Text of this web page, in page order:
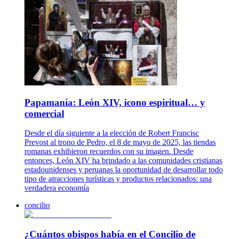
Papamanía: León XIV, icono espiritual… y
comercial
Desde el día siguiente a la elección de Robert Francisc
Prevost al trono de Pedro, el 8 de mayo de 2025, las tiendas
romanas exhibieron recuerdos con su imagen. Desde
entonces, León XIV ha brindado a las comunidades cristianas
estadounidenses y peruanas la oportunidad de desarrollar todo
tipo de atracciones turísticas y productos relacionados: una
verdadera economía
concilio
¿Cuántos obispos había en el Concilio de